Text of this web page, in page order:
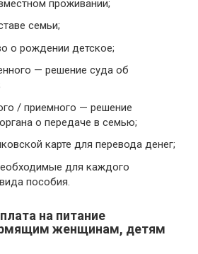
проживании;
семьи;
о рождении детское;
— решение суда об
/ приемного — решение
о передаче в семью;
карте для перевода денег;
для каждого
пособия.
на питание
женщинам, детям